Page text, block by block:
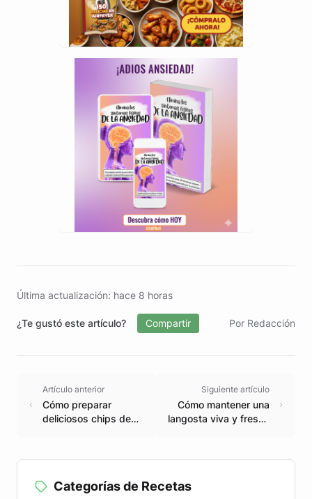
Última actualización: hace 8 horas
¿Te gustó este artículo? Compartir Por Redacción
Artículo anterior
Cómo preparar
deliciosos chips de
Siguiente artículo
Cómo mantener una
langosta viva y fresca
Categorías de Recetas